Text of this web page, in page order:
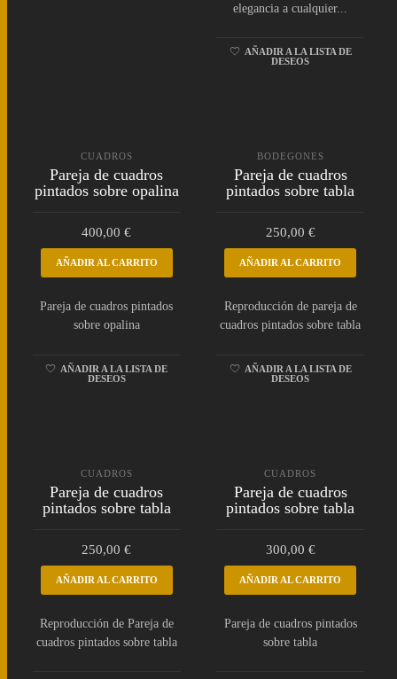
elegancia a cualquier...
AÑADIR A LA LISTA DE
DESEOS
CUADROS
Pareja de cuadros
pintados sobre opalina
400,00€
AÑADIR AL CARRITO
Pareja de cuadros pintados
sobre opalina
AÑADIR A LA LISTA DE
DESEOS
BODEGONES
Pareja de cuadros
pintados sobre tabla
250,00 €
AÑADIR AL CARRITO
Reproducción de pareja de
cuadros pintados sobre tabla
AÑADIR A LA LISTA DE
DESEOS
CUADROS
Pareja de cuadros
pintados sobre tabla
250,00€
AÑADIR AL CARRITO
Reproducción de Pareja de
cuadros pintados sobre tabla
CUADROS
Pareja de cuadros
pintados sobre tabla
300,00 €
AÑADIR AL CARRITO
Pareja de cuadros pintados
sobre tabla